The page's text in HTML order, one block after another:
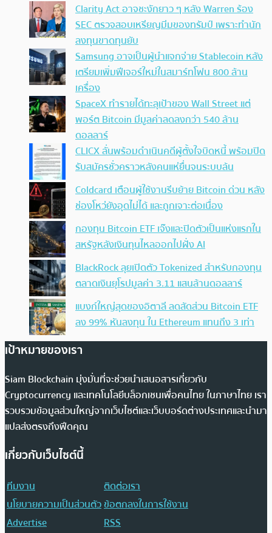
Clarity Act อาจชะงักยาว ๆ หลัง Warren ร้อง
SEC ตรวจสอบเหรียญมีมของทรัมป์ เพราะทำนัก
ลงทุนขาดทุนยับ
Samsung อาจเป็นผู้นำแจกจ่าย Stablecoin หลัง
เตรียมเพิ่มฟีเจอร์ใหม่ในสมาร์ทโฟน 800 ล้าน
เครื่อง
SpaceX ทำรายได้ทะลุเป้าของ Wall Street แต่
พอร์ต Bitcoin มีมูลค่าลดลงกว่า 540 ล้าน
ดอลลาร์
CLICX ลั่นพร้อมดำเนินคดีผู้ตั้งใจบิดหนี้ พร้อมปิด
รับสมัครชั่วคราวหลังคนแห่ยื่นจนระบบล้น
Coldcard เตือนผู้ใช้งานรีบย้าย Bitcoin ด่วน หลัง
ช่องโหว่ยังอุดไม่ได้ และถูกเจาะต่อเนื่อง
กองทุน Bitcoin ETF เจ๊งและปิดตัวเป็นแห่งแรกใน
สหรัฐหลังเงินทุนไหลออกไปฝั่ง AI
BlackRock ลุยเปิดตัว Tokenized สำหรับกองทุน
ตลาดเงินยุโรปมูลค่า 3.11 แสนล้านดอลลาร์
แบงก์ใหญ่สุดของอิตาลี ลดสัดส่วน Bitcoin ETF
ลง 99% หันลงทุน ใน Ethereum แทนถึง 3 เท่า
เป้าหมายของเรา
Siam Blockchain มุ่งมั่นที่จะช่วยนำเสนอสารเกี่ยวกับ
Cryptocurrency และเทคโนโลยีบล็อกเชนเพื่อคนไทย ในภาษาไทย เรา
รวบรวมข้อมูลส่วนใหญ่จากเว็บไซต์และเว็บบอร์ดต่างประเทศและนำมา
แปลส่งตรงถึงฟีดคุณ
เกี่ยวกับเว็บไซต์นี้
ทีมงาน
ติดต่อเรา
นโยบายความเป็นส่วนตัวข้อตกลงในการใช้งาน
Advertise
RSS